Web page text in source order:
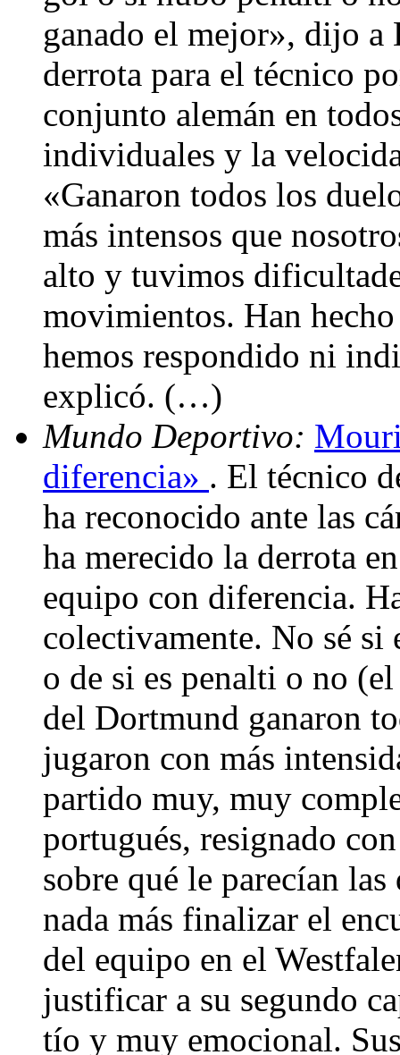
ganado el mejor», dijo
derrota para el técnico
conjunto alemán en
individuales y la
«Ganaron todos los
más intensos que
alto y tuvimos
movimientos. Han
hemos respondido ni
explicó. (…)
Mundo Deportivo:
diferencia» . El técnico
ha reconocido ante las
ha merecido la derrota
equipo con diferencia.
colectivamente. No sé si
o de si es penalti o no
del Dortmund ganaron
jugaron con más
partido muy, muy
portugués, resignado
sobre qué le parecían
nada más finalizar el
del equipo en el
justificar a su segundo
tío y muy emocional.